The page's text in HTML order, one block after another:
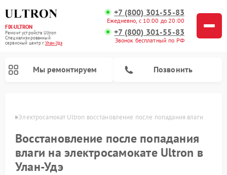
FIX-ULTRON
Ремонт устройств Ultron
Специализированный
cервисный центр г.Улан-Удэ
+7 (800) 301-55-83
Ежедневно, с 10:00 до 20:00
+7 (800) 301-55-83
Звонок бесплатный по РФ
Мы ремонтируем Позвонить
Удэ Электросамокат Ultron восстановление после попадания влаги
Восстановление после попадания
влаги на электросамокате Ultron в
Улан-Удэ